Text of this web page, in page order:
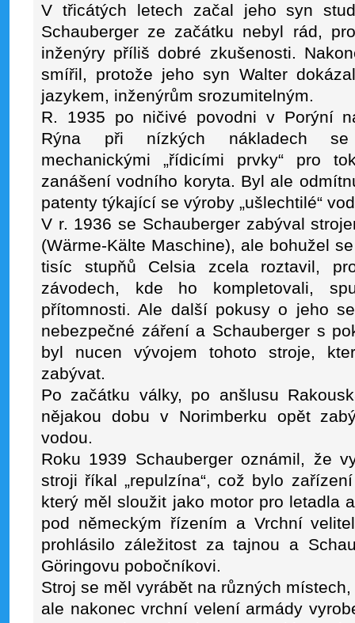
V třicátých letech začal jeho syn
Schauberger ze začátku nebyl rád,
inženýry příliš dobré zkušenosti.
smířil, protože jeho syn Walter
jazykem, inženýrům srozumitelným.
R. 1935 po ničivé povodni v Porýní
Rýna při nízkých nákladech se
mechanickými „řídicími prvky“ pro
zanášení vodního koryta. Byl ale
patenty týkající se výroby „ušlechtilé“
V r. 1936 se Schauberger zabýval
(Wärme-Kälte Maschine), ale bohužel
tisíc stupňů Celsia zcela roztavil,
závodech, kde ho kompletovali,
přítomnosti. Ale další pokusy o jeho
nebezpečné záření a Schauberger s
byl nucen vývojem tohoto stroje,
zabývat.
Po začátku války, po anšlusu
nějakou dobu v Norimberku opět
vodou.
Roku 1939 Schauberger oznámil, že
stroji říkal „repulzína“, což bylo
který měl sloužit jako motor pro letadla
pod německým řízením a Vrchní
prohlásilo záležitost za tajnou a
Göringovu pobočníkovi.
Stroj se měl vyrábět na různých
ale nakonec vrchní velení armády